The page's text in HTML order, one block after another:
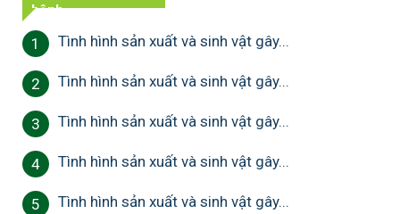
bệnh
1 Tình hình sản xuất và sinh vật gây...
2 Tình hình sản xuất và sinh vật gây...
3 Tình hình sản xuất và sinh vật gây...
4 Tình hình sản xuất và sinh vật gây...
5 Tình hình sản xuất và sinh vật gây...